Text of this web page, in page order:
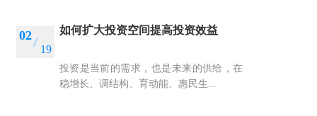
02
19
如何扩大投资空间提高投资效益
投资是当前的需求，也是未来的供给，在
稳增长、调结构、育动能、惠民生...